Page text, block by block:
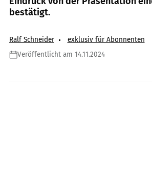
bestätigt.
Ralf Schneider
exklusiv für Abonnenten
Veröffentlicht am 14.11.2024